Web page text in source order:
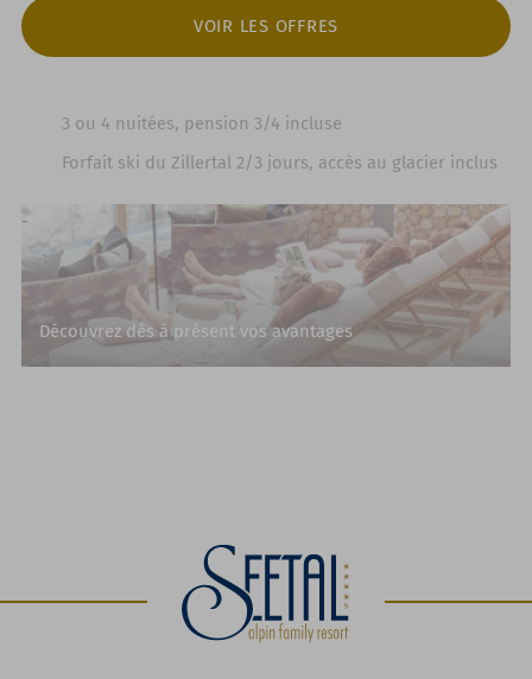
VOIR LES OFFRES
3 ou 4 nuitées, pension 3/4 incluse
Forfait ski du Zillertal 2/3 jours, accès au glacier inclus
Découvrez dès à présent vos avantages